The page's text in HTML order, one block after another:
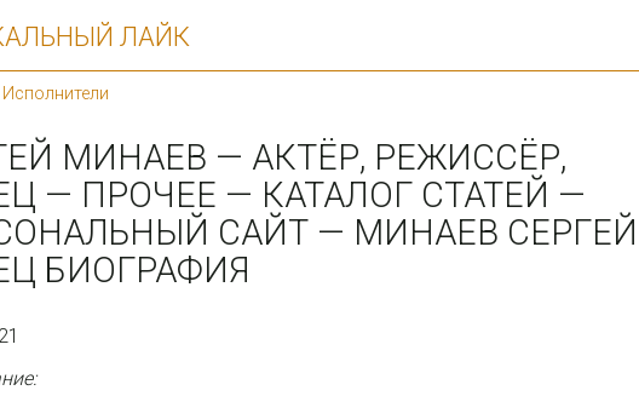
ЛАЙК
Исполнители
МИНАЕВ — АКТЁР, РЕЖИССЁР,
— ПРОЧЕЕ — КАТАЛОГ СТАТЕЙ —
САЙТ — МИНАЕВ СЕРГЕЙ
БИОГРАФИЯ